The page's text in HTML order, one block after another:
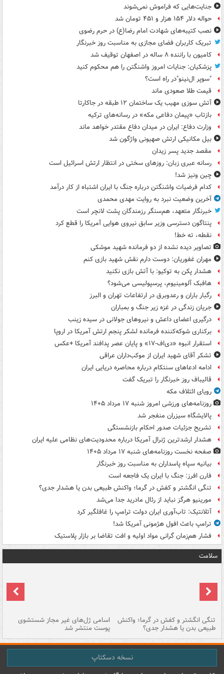
جنایت‌هایی که فراموش نمی‌شوند
حواله دلار ۱۵۴ هزار و ۴۵۱ تومان شد
نصب کتیبه‌های شهادت امام رضا(ع) در حرم رضوی
تبریک کاربران فضای مجازی به مناسبت روز خبرنگار
کامیون با راننده ۸ ساله در اصفهان توقیف شد
پزشکیان: جنایات امروز واشنگتن را هم محکوم کنید
"سوپر ال‌نینو"در راه است؟
قیمت طلا صعودی ماند
آتش سوزی مهیب یک ساختمان ۱۲ طبقه در جاکارتا
بازتاب «پیمان دفاعی مکه» در رسانه‌های ترکیه
وزارت دفاع: ایران در میدان دفاع مقتدر خواهد ماند
بیل مکانیکی ارتش صهیونی واژگون شد
مقصد جدید پسر زیدان
رسانه عبری زبان: روزهای سختی در انتظار ارتش اسرائیل است
چین ونیز شد!
کدام فرضیات واشنگتن درباره جنگ با ایران اشتباه از کار درآمد
آخرین وضعیت نبرد به روایت مهدی محمدی
خبرنگار متعهد، هم‌سنگر رزمندگان پشت لانچر است
پنتاگون دسترسی وزیر سابق نیروی هوایی آمریکا را قطع کرد
نقطه، ته خط!
تصاویر دیده‌ نشده از دو فرمانده شهید موشکی
مهران غفوریان: دوست دارم نقش شهید بازی کنم
هشدار پکن به توکیو: با آتش بازی نکنید
هافبک آلومینیوم، پرسپولیسی می‌شود؟
رگبار باران و رعدوبرق در ارتفاعات تهران و البرز
جریان زندگی در غزه زیر جنگ و بمباران
درگیری اعضای داعش و نیروهای جولانی در سیده زینب
برکناری شوکه‌کننده فرمانده لشکر پنجم ارتش آمریکا در اروپا
استقرار انبوه «دی‌اف‑۱۷» و پایان عصر پدافند آمریکا +عکس
تشکر آقای شهید ایران از موکب‌داران عراقی
ادامه ادعاهای سنتکام درباره محاصره دریایی ایران
قالیباف روز خبرنگار را تبریک گفت
رویای ائتلاف مکه
روزنامه‌های ورزشی امروز ‌شنبه ۱۷ مرداد ۱۴۰۵
پالایشگاه سیزران منفجر شد
تشریح جزئیات صدور احکام بازنشستگی
هشدار ارشدترین ژنرال آمریکا درباره محدودیت‌های نظامی علیه ایران
صفحه نخست روزنامه‌های شنبه ۱۷ مرداد ۱۴۰۵
بیانیه سپاه پاسداران به مناسبت روز خبرنگار
فارن افرز: جنگ با ایران یک فاجعه است
تنگی انگشتر و کفش در گرما؛ واکنش طبیعی بدن یا هشدار جدی؟
مورینیو هرگز نباید از رئال مادرید جدا می‌شد
آتلانتیک: تاب‌آوری ایران دولت ترامپ را غافلگیر کرد
ترامپ باعث افول هژمونی آمریکا شد!
فشار هم‌زمان گرانی مواد اولیه و افت تقاضا بر بازار پلاستیک
سلامت
تنگی انگشتر و کفش در گرما؛ واکنش
طبیعی بدن یا هشدار جدی؟
اسامی ژل‌های غیر مجاز شستشوی
پوست منتشر شد
نسخه دسکتاپ